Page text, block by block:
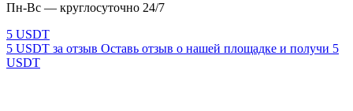
Пн-Вс — круглосуточно 24/7
5 USDT за отзыв Оставь отзыв о нашей площадке и получи 5
USDT